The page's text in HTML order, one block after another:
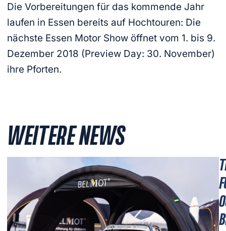
Die Vorbereitungen für das kommende Jahr
laufen in Essen bereits auf Hochtouren: Die
nächste Essen Motor Show öffnet vom 1. bis 9.
Dezember 2018 (Preview Day: 30. November)
ihre Pforten.
WEITERE NEWS